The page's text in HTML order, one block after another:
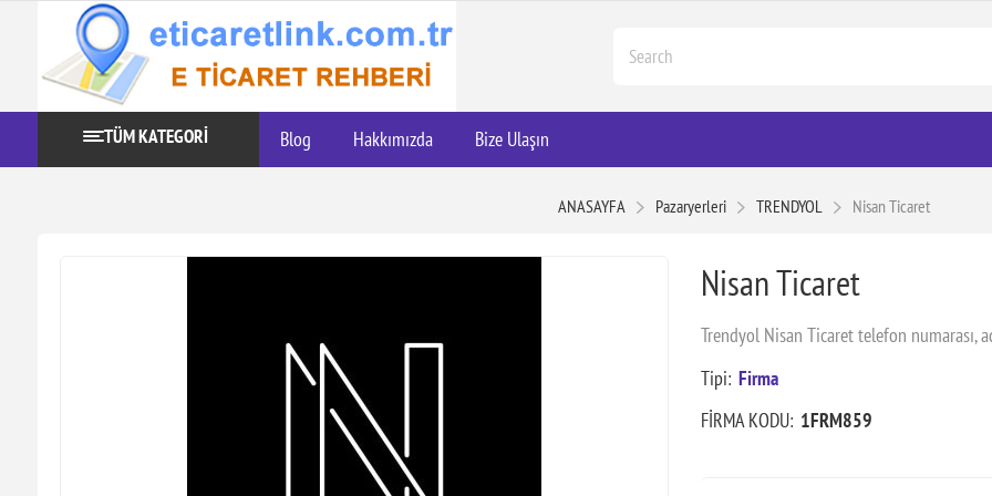
TÜM KATEGORİ Blog Hakkımızda Bize Ulaşın
ANASAYFA Pazaryerleri TRENDYOL Nisan Ticaret
Nisan Ticaret
Trendyol Nisan Ticaret telefon numarası,
Tipi: Firma
FİRMA KODU: 1FRM859